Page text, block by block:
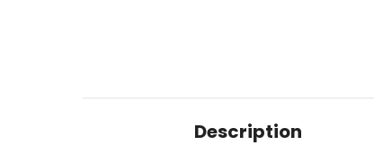
Description